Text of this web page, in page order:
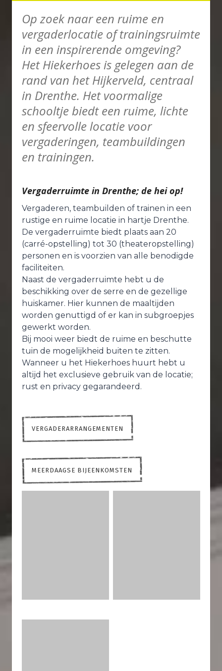
Op zoek naar een ruime en
vergaderlocatie of trainingsruimte
in een inspirerende omgeving?
Het Hiekerhoes is gelegen aan de
rand van het Hijkerveld, centraal
in Drenthe. Het voormalige
schooltje biedt een ruime, lichte
en sfeervolle locatie voor
vergaderingen, teambuildingen
en trainingen.
Vergaderruimte in Drenthe; de hei op!
Vergaderen, teambuilden of trainen in een
rustige en ruime locatie in hartje Drenthe.
De vergaderruimte biedt plaats aan 20
(carré-opstelling) tot 30 (theateropstelling)
personen en is voorzien van alle benodigde
faciliteiten.
Naast de vergaderruimte hebt u de
beschikking over de serre en de gezellige
huiskamer. Hier kunnen de maaltijden
worden genuttigd of er kan in subgroepjes
gewerkt worden.
Bij mooi weer biedt de ruime en beschutte
tuin de mogelijkheid buiten te zitten.
Wanneer u het Hiekerhoes huurt hebt u
altijd het exclusieve gebruik van de locatie;
rust en privacy gegarandeerd.
VERGADERARRANGEMENTEN
MEERDAAGSE BIJEENKOMSTEN